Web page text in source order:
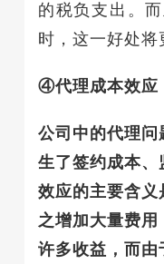
的税负支出。
时，这一好处将
④代理成本效应
公司中的代理
生了签约成本
效应的主要含
之增加大量费
许多收益，而